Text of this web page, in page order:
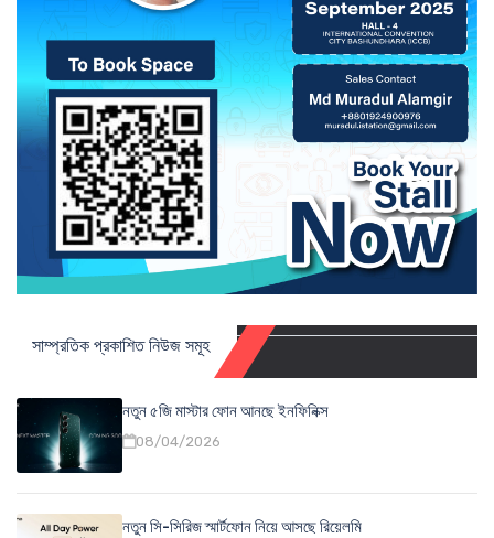
সাম্প্রতিক প্রকাশিত নিউজ সমূহ
নতুন ৫জি মাস্টার ফোন আনছে ইনফিনিক্স
08/04/2026
নতুন সি-সিরিজ স্মার্টফোন নিয়ে আসছে রিয়েলমি